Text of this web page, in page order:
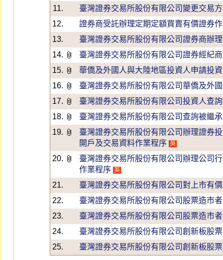
11.
臺灣證券交易所股份有限公司變更交易
12.
證券商受託辦理定期定額買賣有價證券
13.
臺灣證券交易所股份有限公司證券商辦
14.
臺灣證券交易所股份有限公司證券經紀
15.
華僑及外國人與大陸地區投資人申請投
16.
臺灣證券交易所股份有限公司華僑及外
17.
臺灣證券交易所股份有限公司投資人查
18.
臺灣證券交易所股份有限公司查詢被繼
19.
臺灣證券交易所股份有限公司辦理證券
開戶及交易資料作業程序 英
20.
臺灣證券交易所股份有限公司辦理公司
作業程序 英
21.
臺灣證券交易所股份有限公司對上市有
22.
臺灣證券交易所股份有限公司股票造市
23.
臺灣證券交易所股份有限公司股票造市
24.
臺灣證券交易所股份有限公司創新板股
25.
臺灣證券交易所股份有限公司創新板股